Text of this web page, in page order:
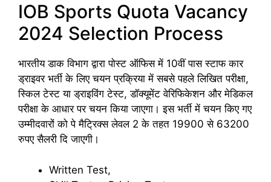
IOB Sports Quota Vacancy
2024 Selection Process
भारतीय डाक विभाग द्वारा पोस्ट ऑफिस में 10वीं पास स्टाफ कार
ड्राइवर भर्ती के लिए चयन प्रक्रिया में सबसे पहले लिखित परीक्षा,
स्किल टेस्ट या ड्राइविंग टेस्ट, डॉक्यूमेंट वेरिफिकेशन और मेडिकल
परीक्षा के आधार पर चयन किया जाएगा। इस भर्ती में चयन किए गए
उम्मीदवारों को पे मैट्रिक्स लेवल 2 के तहत 19900 से 63200
रुपए सैलरी दि जाएगी।
Written Test,